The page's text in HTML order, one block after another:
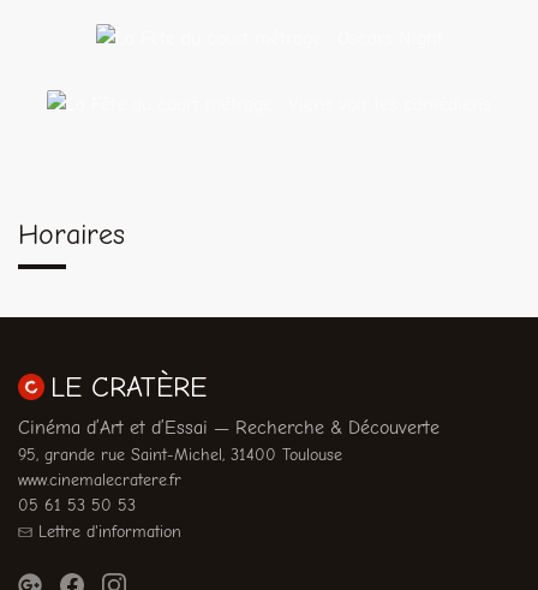
Horaires
LE CRATÈRE
Cinéma d’Art et d’Essai — Recherche & Découverte
95, grande rue Saint-Michel, 31400 Toulouse
www.cinemalecratere.fr
05 61 53 50 53
Lettre d'information